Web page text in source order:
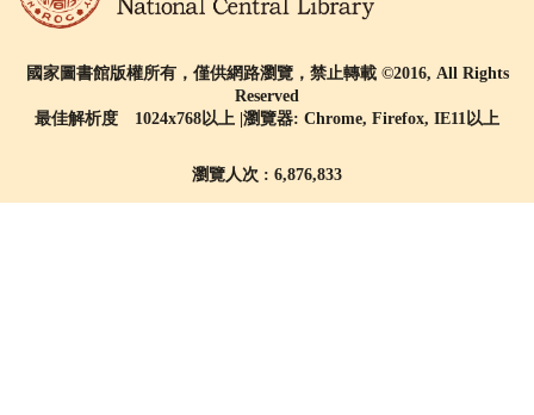
國家圖書館版權所有，僅供網路瀏覽，禁止轉載 ©2016, All Rights
Reserved
最佳解析度 1024x768以上 |瀏覽器: Chrome, Firefox, IE11以上
瀏覽人次 : 6,876,833